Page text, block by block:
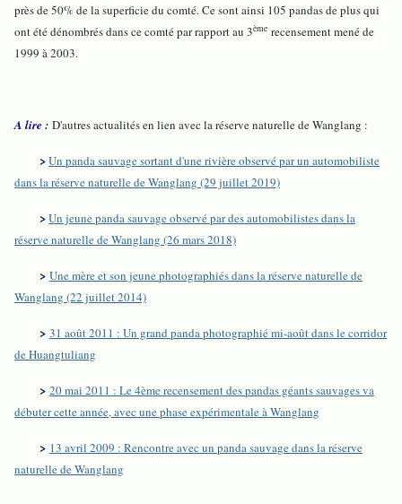
près de 50% de la superficie du comté. Ce sont ainsi 105 pandas de plus qui
ont été dénombrés dans ce comté par rapport au 3ème recensement mené de
1999 à 2003.
A lire : D'autres actualités en lien avec la réserve naturelle de Wanglang :
>Un panda sauvage sortant d'une rivière observé par un automobiliste
dans la réserve naturelle de Wanglang (29 juillet 2019)
>Un jeune panda sauvage observé par des automobilistes dans la
réserve naturelle de Wanglang (26 mars 2018)
> Une mère et son jeune photographiés dans la réserve naturelle de
Wanglang (22 juillet 2014)
> 31 août 2011 : Un grand panda photographié mi-août dans le corridor
de Huangtuliang
> 20 mai 2011 : Le 4ème recensement des pandas géants sauvages va
débuter cette année, avec une phase expérimentale à Wanglang
> 13 avril 2009 : Rencontre avec un panda sauvage dans la réserve
naturelle de Wanglang